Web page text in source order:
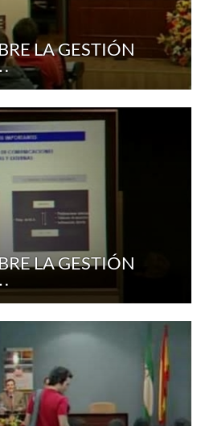
LA GESTIÓN
LA GESTIÓN